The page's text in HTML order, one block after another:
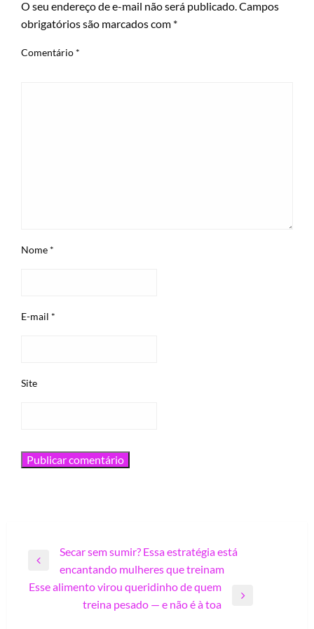
O seu endereço de e-mail não será publicado. Campos
obrigatórios são marcados com *
Comentário *
Nome *
E-mail *
Site
Navegação
Post
Previous
Post
Secar sem sumir? Essa estratégia está
encantando mulheres que treinam
Esse alimento virou queridinho de quem
treina pesado — e não é à toa